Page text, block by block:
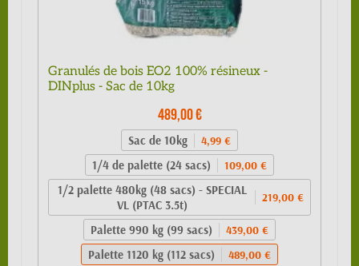
Granulés de bois EO2 100% résineux -
DINplus - Sac de 10kg
489,00 €
Sac de 10kg 4,99 €
1/4 de palette (24 sacs) 109,00 €
1/2 palette 480kg (48 sacs) - SPECIAL
VL (PTAC 3.5t)
219,00 €
Palette 990 kg (99 sacs) 439,00 €
Palette 1120 kg (112 sacs) 489,00 €